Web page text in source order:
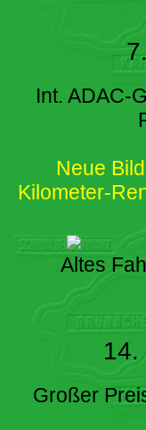
Int. ADAC-
Neue
Kilometer-
Altes
14.
Großer